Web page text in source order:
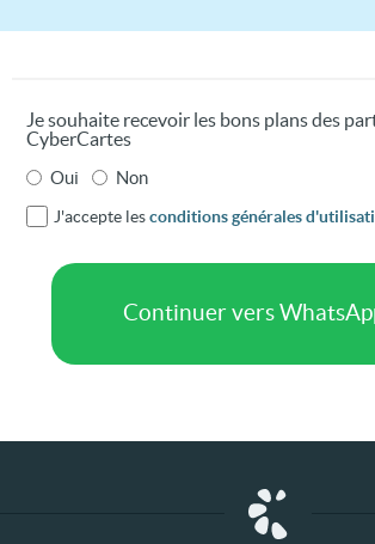
Je souhaite recevoir les bons plans des
CyberCartes
Oui Non
J'accepte lesconditions générales